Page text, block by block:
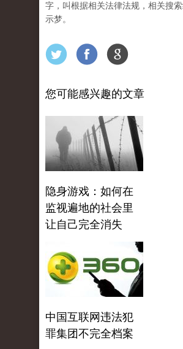
字，叫根据相关法律法规，相关搜
示梦。
您可能感兴趣的文章
隐身游戏：如何在
监视遍地的社会里
让自己完全消失
中国互联网违法犯
罪集团不完全档案